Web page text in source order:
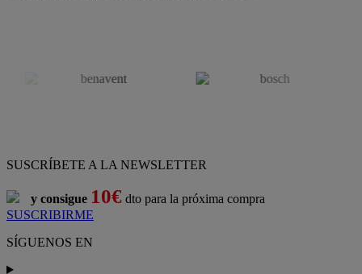
SUSCRÍBETE A LA NEWSLETTER
y consigue 10€ dto para la próxima compra
SUSCRIBIRME
SÍGUENOS EN